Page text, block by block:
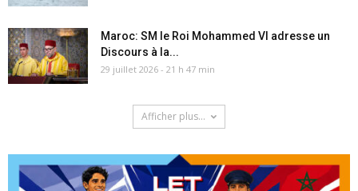
Maroc: SM le Roi Mohammed VI adresse un
Discours à la...
29 juillet 2026 - 21 h 47 min
Afficher plus...